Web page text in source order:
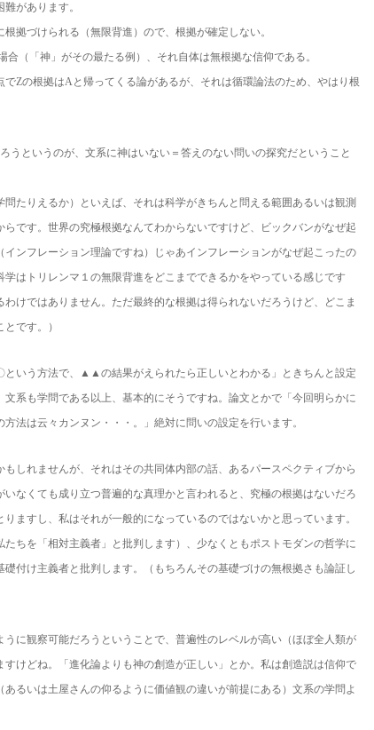
があります。
拠づけられる（無限背進）ので、根拠が確定しない。
（「神」がその最たる例）、それ自体は無根拠な信仰である。
Zの根拠はAと帰ってくる論があるが、それは循環論法のため、やはり根
うというのが、文系に神はいない＝答えのない問いの探究だということ
たりえるか）といえば、それは科学がきちんと問える範囲あるいは観測
です。世界の究極根拠なんてわからないですけど、ビックバンがなぜ起
ンフレーション理論ですね）じゃあインフレーションがなぜ起こったの
はトリレンマ１の無限背進をどこまでできるかをやっている感じです
けではありません。ただ最終的な根拠は得られないだろうけど、どこま
です。）
という方法で、▲▲の結果がえられたら正しいとわかる」ときちんと設定
系も学問である以上、基本的にそうですね。論文とかで「今回明らかに
法は云々カンヌン・・・。」絶対に問いの設定を行います。
しれませんが、それはその共同体内部の話、あるパースペクティブから
なくても成り立つ普遍的な真理かと言われると、究極の根拠はないだろ
ますし、私はそれが一般的になっているのではないかと思っています。
ちを「相対主義者」と批判します）、少なくともポストモダンの哲学に
付け主義者と批判します。（もちろんその基礎づけの無根拠さも論証し
に観察可能だろうということで、普遍性のレベルが高い（ほぼ全人類が
けどね。「進化論よりも神の創造が正しい」とか。私は創造説は信仰で
るいは土屋さんの仰るように価値観の違いが前提にある）文系の学問よ